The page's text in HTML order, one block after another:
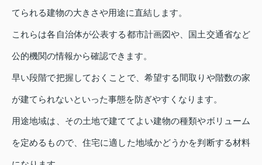
てられる建物の大きさや用途に直結します。
これらは各自治体が公表する都市計画図や、国土交通省など
公的機関の情報から確認できます。
早い段階で把握しておくことで、希望する間取りや階数の家
が建てられないといった事態を防ぎやすくなります。
用途地域は、その土地で建ててよい建物の種類やボリューム
を定めるもので、住宅に適した地域かどうかを判断する材料